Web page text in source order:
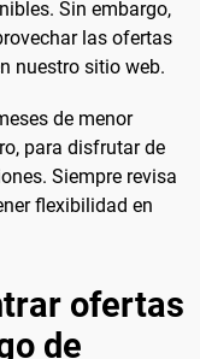
Sin embargo,
las ofertas
nuestro sitio web.
de menor
para disfrutar de
Siempre revisa
flexibilidad en
ofertas
de